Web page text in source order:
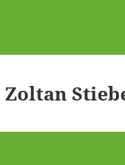
Zoltan